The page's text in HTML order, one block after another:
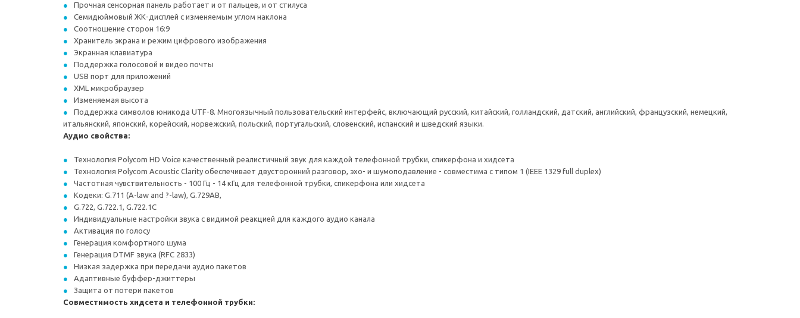
Прочная сенсорная панель работает и от пальцев, и от стилуса
Семидюймовый ЖК-дисплей с изменяемым углом наклона
Соотношение сторон 16:9
Хранитель экрана и режим цифрового изображения
Экранная клавиатура
Поддержка голосовой и видео почты
USB порт для приложений
XML микробраузер
Изменяемая высота
Поддержка символов юникода UTF-8. Многоязычный пользовательский интерфейс, включающий русский, китайский, голландский, датский, английский, французский, немецкий,
итальянский, японский, корейский, норвежский, польский, португальский, словенский, испанский и шведский языки.
Аудио свойства:
Технология Polycom HD Voice качественный реалистичный звук для каждой телефонной трубки, спикерфона и хидсета
Технология Polycom Acoustic Clarity обеспечивает двусторонний разговор, эхо- и шумоподавление - совместима с типом 1 (IEEE 1329 full duplex)
Частотная чувствительность - 100 Гц - 14 кГц для телефонной трубки, спикерфона или хидсета
Кодеки: G.711 (A-law and ?-law), G.729AB,
G.722, G.722.1, G.722.1C
Индивидуальные настройки звука с видимой реакцией для каждого аудио канала
Активация по голосу
Генерация комфортного шума
Генерация DTMF звука (RFC 2833)
Низкая задержка при передачи аудио пакетов
Адаптивные буффер-джиттеры
Защита от потери пакетов
Совместимость хидсета и телефонной трубки: